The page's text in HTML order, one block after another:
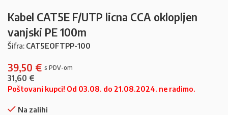
Kabel CAT5E F/UTP licna CCA oklopljen
vanjski PE 100m
Šifra: CAT5EOFTPP-100
39,50 €
31,60 €
Poštovani kupci! Od 03.08. do 21.08.2024. ne radimo.
Na zalihi